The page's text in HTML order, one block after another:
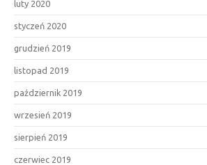
luty 2020
styczeń 2020
grudzień 2019
listopad 2019
październik 2019
wrzesień 2019
sierpień 2019
czerwiec 2019